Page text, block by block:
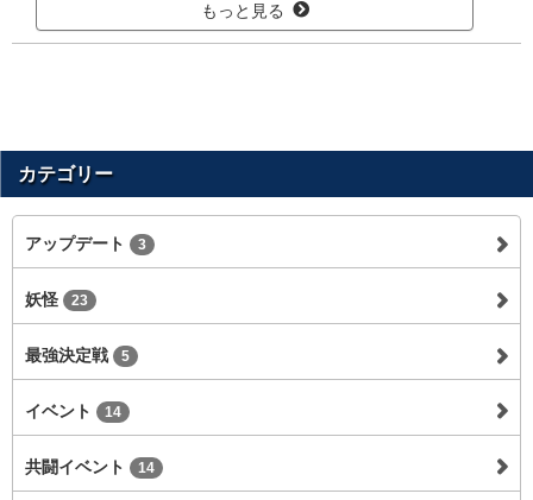
もっと見る
カテゴリー
アップデート 3
妖怪 23
最強決定戦 5
イベント 14
共闘イベント 14